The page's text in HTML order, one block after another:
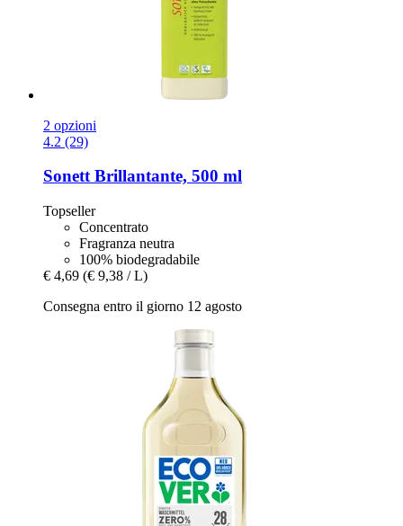
2 opzioni
4.2 (29)
SonettBrillantante, 500 ml
Topseller
Concentrato
Fragranza neutra
100% biodegradabile
€ 4,69 (€ 9,38 / L)
Consegna entro il giorno 12 agosto